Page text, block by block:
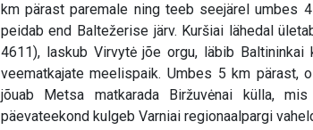
km pärast paremale ning teeb seejärel umbes
peidab end Baltežerise järv. Kuršiai lähedal
4611), laskub Virvytė jõe orgu, läbib
veematkajate meelispaik. Umbes 5 km pärast,
jõuab Metsa matkarada Biržuvėnai külla,
päevateekond kulgeb Varniai regionaalpargi